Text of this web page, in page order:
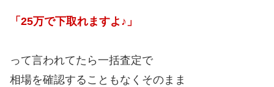
「25万で下取れますよ♪」
って言われてたら一括査定で
相場を確認することもなくそのまま